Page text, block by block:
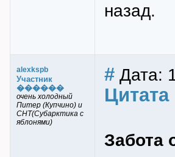
назад.
alexkspb
Участник
������
очень холодный
Питер (Купчино) и
СНТ(Субарктика с
яблонями)
# Дата:
Цитата
Забота